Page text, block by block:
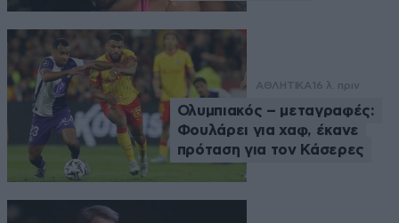
ΑΘΛΗΤΙΚΑ 16 λ. πριν
Ολυμπιακός – μεταγραφές:
Φουλάρει για χαφ, έκανε
πρόταση για τον Κάσερες